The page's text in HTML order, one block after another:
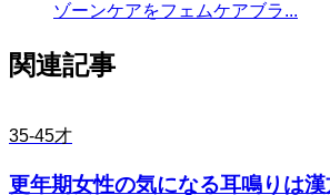
ゾーンケアをフェムケアブラ...
関連記事
35-45才
更年期女性の気になる耳鳴りは